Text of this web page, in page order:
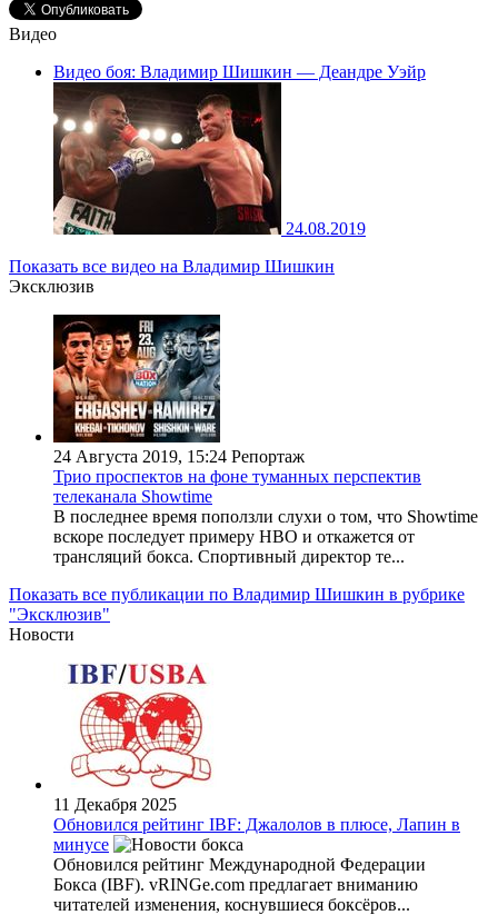
Видео
Видео боя: Владимир Шишкин — Деандре Уэйр
24.08.2019
Показать все видео на Владимир Шишкин
Эксклюзив
24 Августа 2019, 15:24 Репортаж
Трио проспектов на фоне туманных перспектив
телеканала Showtime
В последнее время поползли слухи о том, что Showtime
вскоре последует примеру НВО и откажется от
трансляций бокса. Спортивный директор те...
Показать все публикации по Владимир Шишкин в рубрике
"Эксклюзив"
Новости
11 Декабря 2025
Обновился рейтинг IBF: Джалолов в плюсе, Лапин в
минусе
Обновился рейтинг Международной Федерации
Бокса (IBF). vRINGe.com предлагает вниманию
читателей изменения, коснувшиеся боксёров...